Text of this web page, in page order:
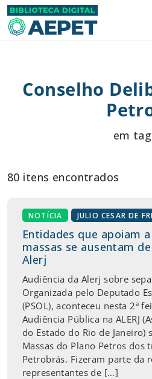
Conselho
em
80 itens encontrados
NOTÍCIA JULIO CESAR DE
Entidades que apoiam
massas se ausentam
Alerj
Audiência da Alerj sobre
Organizada pelo Deputado
(PSOL), aconteceu nesta 2ª
Audiência Pública na ALERJ
do Estado do Rio de Janeiro)
Massas do Plano Petros dos
Petrobrás. Fizeram parte da
representantes de […]